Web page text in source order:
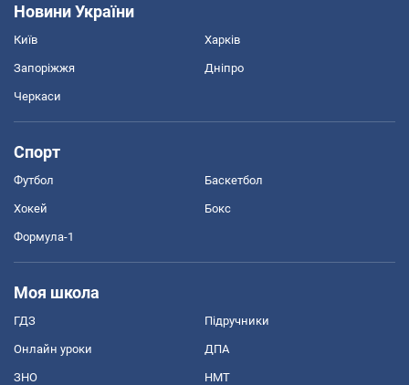
Новини України
Київ Харків
Запоріжжя Дніпро
Черкаси
Спорт
Футбол Баскетбол
Хокей Бокс
Формула-1
Моя школа
ГДЗ Підручники
Онлайн уроки ДПА
ЗНО НМТ